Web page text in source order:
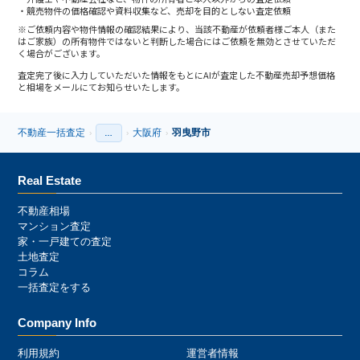
競売物件の価格確認や資料収集など、売却を目的としない査定依頼
※ご依頼内容や物件情報の確認結果により、当該不動産が依頼者様ご本人（また
はご家族）の所有物件ではないと判断した場合にはご依頼を無効とさせていただ
く場合がございます。
査定完了後に入力していただいた情報をもとにAIが査定した不動産売却予想価格
と相場をメールにてお知らせいたします。
不動産一括査定 › › 大阪府 › 羽曳野市
Real Estate
不動産相場
マンション査定
家・一戸建ての査定
土地査定
コラム
一括査定をする
Company Info
利用規約 運営者情報